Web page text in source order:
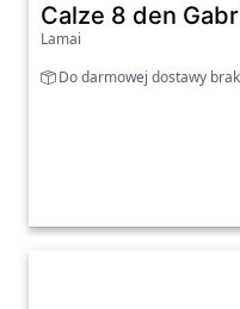
Calze 8 den
Lamai
Do darmowej dostawy